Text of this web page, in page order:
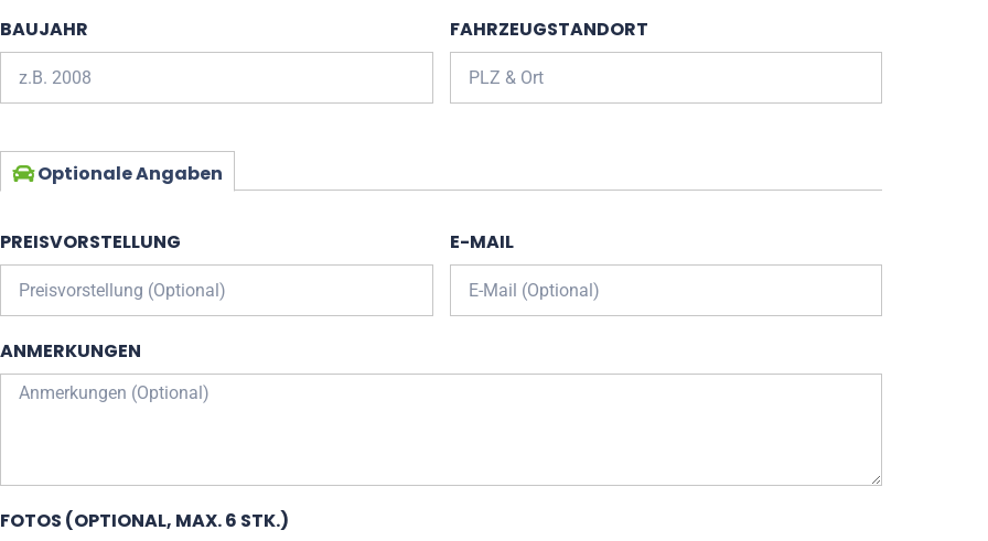
BAUJAHR FAHRZEUGSTANDORT
Optionale Angaben
PREISVORSTELLUNG E-MAIL
ANMERKUNGEN
FOTOS (OPTIONAL, MAX. 6 STK.)